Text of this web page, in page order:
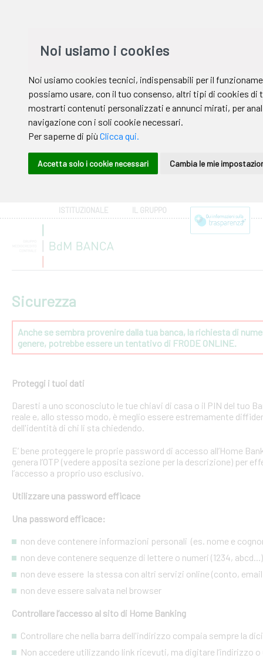
ISTITUZIONALE IL GRUPPO
Sicurezza
Anche se sembra provenire dalla tua banca, la richiesta di
genere, potrebbe essere un tentativo di FRODE ONLINE.
Proteggi i tuoi dati
Daresti a uno sconosciuto le tue chiavi di casa o il PIN del tuo
reale e, allo stesso modo, è meglio essere estremamente
dell'identità di chi li sta chiedendo.
E’ bene proteggere le proprie password di accesso all’Home
genera l’OTP (vedere apposita sezione per la descrizione) per
l’accesso a proprio uso esclusivo.
Utilizzare una password efficace
Una password efficace:
non deve contenere informazioni personali (es. nome e
non deve contenere sequenze di lettere o numeri (1234, abcd...)
non deve essere la stessa con altri servizi online (conto,
non deve essere salvata nel browser
Controllare l’accesso al sito di Home Banking
Controllare che nella barra dell'indirizzo compaia sempre la
Non accedere utilizzando link ricevuti, ma digitare l’indirizzo